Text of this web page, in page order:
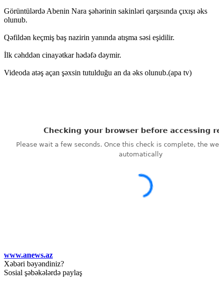
Görüntülərdə Abenin Nara şəhərinin sakinləri qarşısında çıxışı əks
olunub.
Qəfildən keçmiş baş nazirin yanında atışma səsi eşidilir.
İlk cəhddən cinayətkar hədəfə dəymir.
Videoda atəş açan şəxsin tutulduğu an da əks olunub.(apa tv)
www.anews.az
Xəbəri bəyəndiniz?
Sosial şəbəkələrdə paylaş